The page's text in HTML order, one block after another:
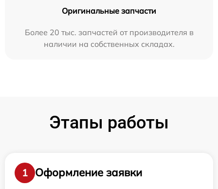
Оригинальные запчасти
Более 20 тыс. запчастей от производителя в
наличии на собственных складах.
Этапы работы
1
Оформление заявки